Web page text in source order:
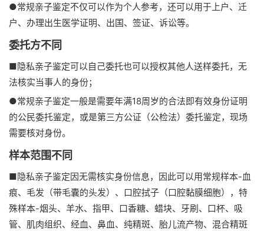
●常规亲子鉴定不仅可以作为个人参考，还可以用于上户、迁
户、办理出生医学证明、出国、签证、诉讼等。
委托方不同
■隐私亲子鉴定可以自己委托也可以授权其他人送样委托，无
法核实当事人的身份；
●常规亲子鉴定一般是需要年满18周岁的合法即有效身份证明
的公民委托鉴定，或是第三方公证（公检法）委托鉴定，现场
需要核对身份。
样本范围不同
■隐私亲子鉴定因无需核实身份信息，因此可以用常规样本-血
痕、毛发（带毛囊的头发）、口腔拭子（口腔黏膜细胞），特
殊样本-烟头、羊水、指甲、口香糖、蜡块、牙刷、口杯、吸
管、肌肉组织、经血、鼻血、纯精斑、胎儿流产物、混合精斑